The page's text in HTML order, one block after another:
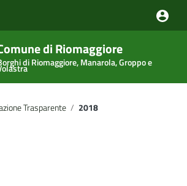
la navigazionedi Riomaggiore
di Riomaggiore, Manarola, Groppo e
Trasparente / 2018